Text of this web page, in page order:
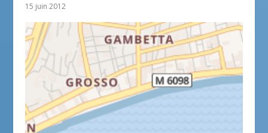
15 juin 2012